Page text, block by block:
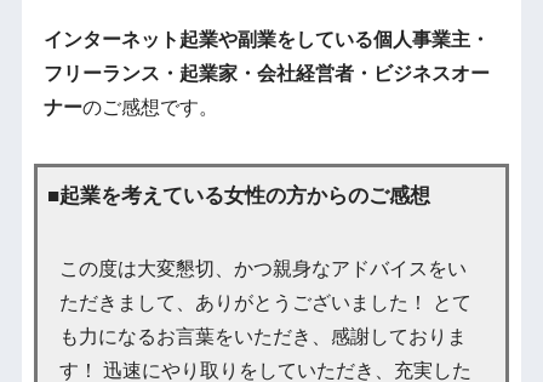
インターネット起業や副業をしている個人事業主・
フリーランス・起業家・会社経営者・ビジネスオー
ナーのご感想です。
■起業を考えている女性の方からのご感想
この度は大変懇切、かつ親身なアドバイスをい
ただきまして、ありがとうございました！ とて
も力になるお言葉をいただき、感謝しておりま
す！ 迅速にやり取りをしていただき、充実した